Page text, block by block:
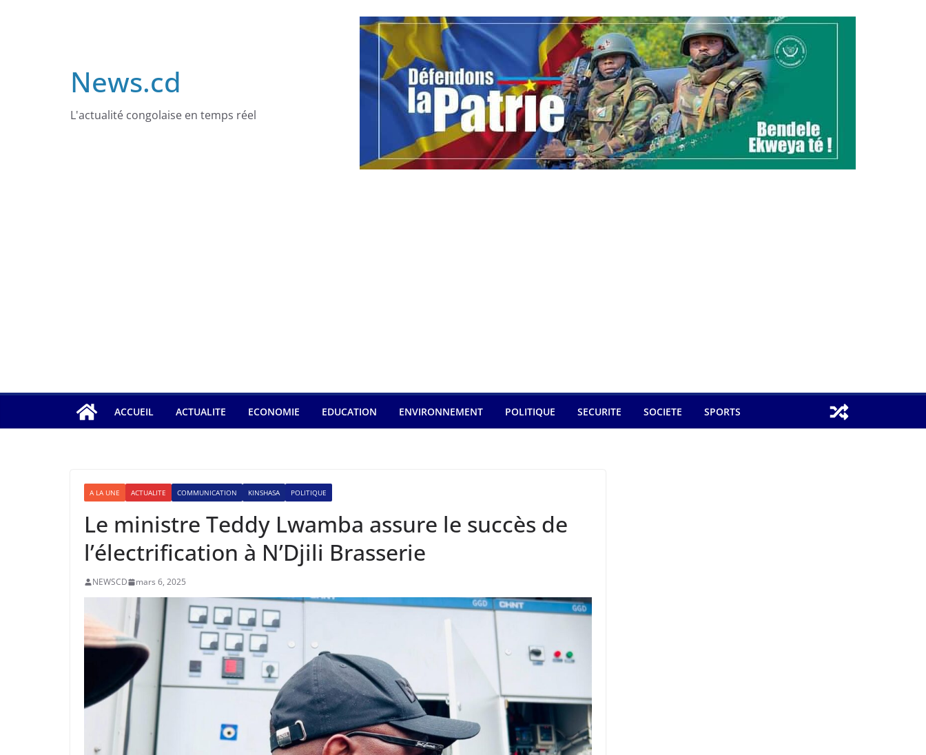
News.cd
L'actualité congolaise en temps réel
ACCUEIL ACTUALITE ECONOMIE EDUCATION ENVIRONNEMENT POLITIQUE SECURITE SOCIETE SPORTS
A LA UNE ACTUALITE COMMUNICATION KINSHASA POLITIQUE
Le ministre Teddy Lwamba assure le succès de
l’électrification à N’Djili Brasserie
NEWSCD mars 6, 2025